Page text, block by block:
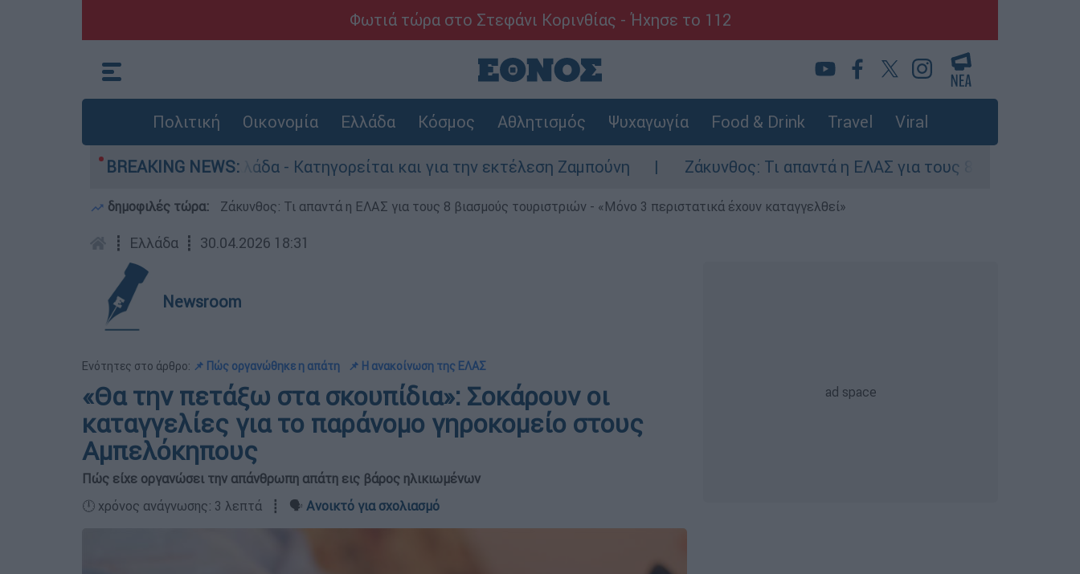
Φωτιά τώρα στο Στεφάνι Κορινθίας - Ήχησε το 112
Πολιτική Οικονομία Ελλάδα Κόσμος Αθλητισμός Ψυχαγωγία Food & Drink Travel Viral
BREAKING NEWS:
στην Ελλάδα - Κατηγορείται και για την εκτέλεση Ζαμπούνη Ζάκυνθος: Τι απαντά η ΕΛΑΣ για τους 8 βιασμούς τουριστριών -
δημοφιλές τώρα: Ζάκυνθος: Τι απαντά η ΕΛΑΣ για τους 8 βιασμούς τουριστριών - «Μόνο 3 περιστατικά έχουν καταγγελθεί»
┋ Ελλάδα ┋ 30.04.2026 18:31
Newsroom
Ενότητες στο άρθρο: 📌 Πώς οργανώθηκε η απάτη 📌 Η ανακοίνωση της ΕΛΑΣ
«Θα την πετάξω στα σκουπίδια»: Σοκάρουν οι
καταγγελίες για το παράνομο γηροκομείο στους
Αμπελόκηπους
Πώς είχε οργανώσει την απάνθρωπη απάτη εις βάρος ηλικιωμένων
🕛 χρόνος ανάγνωσης: 3 λεπτά ┋ 🗣️ Ανοικτό για σχολιασμό